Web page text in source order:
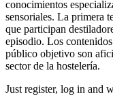
conocimientos
sensoriales. La primera
que participan
episodio. Los
público objetivo son
sector de la hostelería.
Just register, log in and